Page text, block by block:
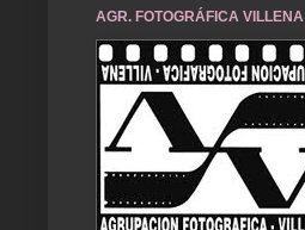
AGR. FOTOGRÁFICA VILLENA